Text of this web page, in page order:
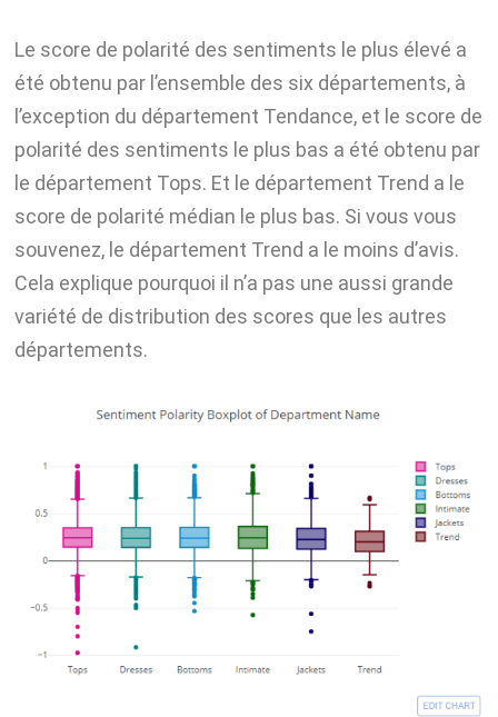
Le score de polarité des sentiments le plus élevé a
été obtenu par l’ensemble des six départements, à
l’exception du département Tendance, et le score de
polarité des sentiments le plus bas a été obtenu par
le département Tops. Et le département Trend a le
score de polarité médian le plus bas. Si vous vous
souvenez, le département Trend a le moins d’avis.
Cela explique pourquoi il n’a pas une aussi grande
variété de distribution des scores que les autres
départements.